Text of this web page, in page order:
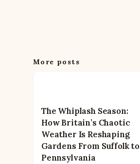
More posts
The Whiplash Season:
How Britain’s Chaotic
Weather Is Reshaping
Gardens From Suffolk to
Pennsylvania